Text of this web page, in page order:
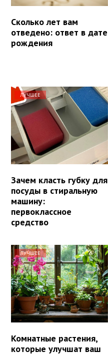
Сколько лет вам
отведено: ответ в дате
рождения
ЛУЧШЕЕ
Зачем класть губку для
посуды в стиральную
машину:
первоклассное
средство
ЛУЧШЕЕ
Комнатные растения,
которые улучшат ваш